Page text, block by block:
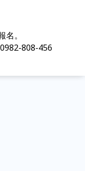
。
808-456